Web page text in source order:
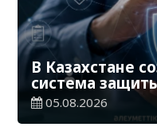
В Казахстане
система
05.08.2026